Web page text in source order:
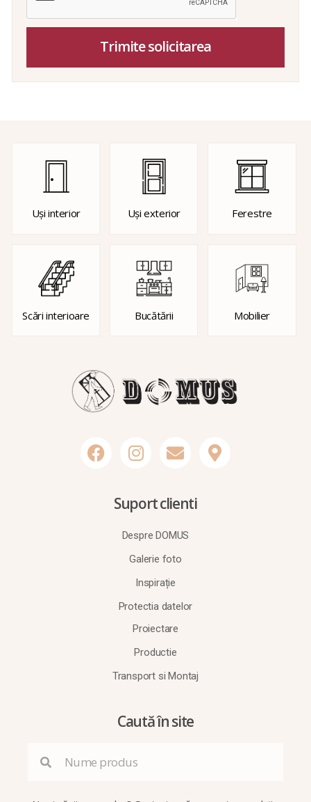
Trimite solicitarea
Uși interior Uși exterior Ferestre
Scări interioare Bucătării Mobilier
Suport clienti
Despre DOMUS
Galerie foto
Inspirație
Protectia datelor
Proiectare
Productie
Transport si Montaj
Caută în site